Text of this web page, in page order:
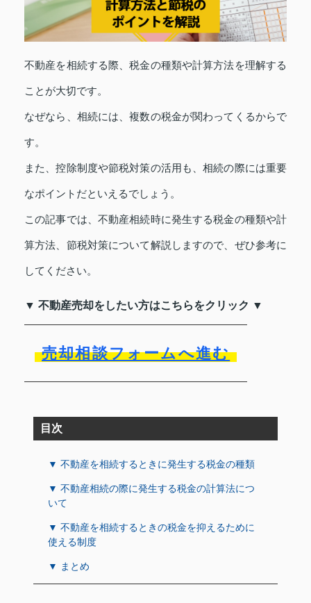
不動産を相続する際、税金の種類や計算方法を理解する
ことが大切です。
なぜなら、相続には、複数の税金が関わってくるからで
す。
また、控除制度や節税対策の活用も、相続の際には重要
なポイントだといえるでしょう。
この記事では、不動産相続時に発生する税金の種類や計
算方法、節税対策について解説しますので、ぜひ参考に
してください。
▼ 不動産売却をしたい方はこちらをクリック ▼
売却相談フォームへ進む
目次
▼ 不動産を相続するときに発生する税金の種類
▼ 不動産相続の際に発生する税金の計算法につ
いて
▼ 不動産を相続するときの税金を抑えるために
使える制度
▼ まとめ